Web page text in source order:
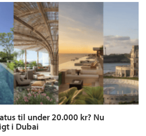
til under 20.000 kr? Nu
i Dubai